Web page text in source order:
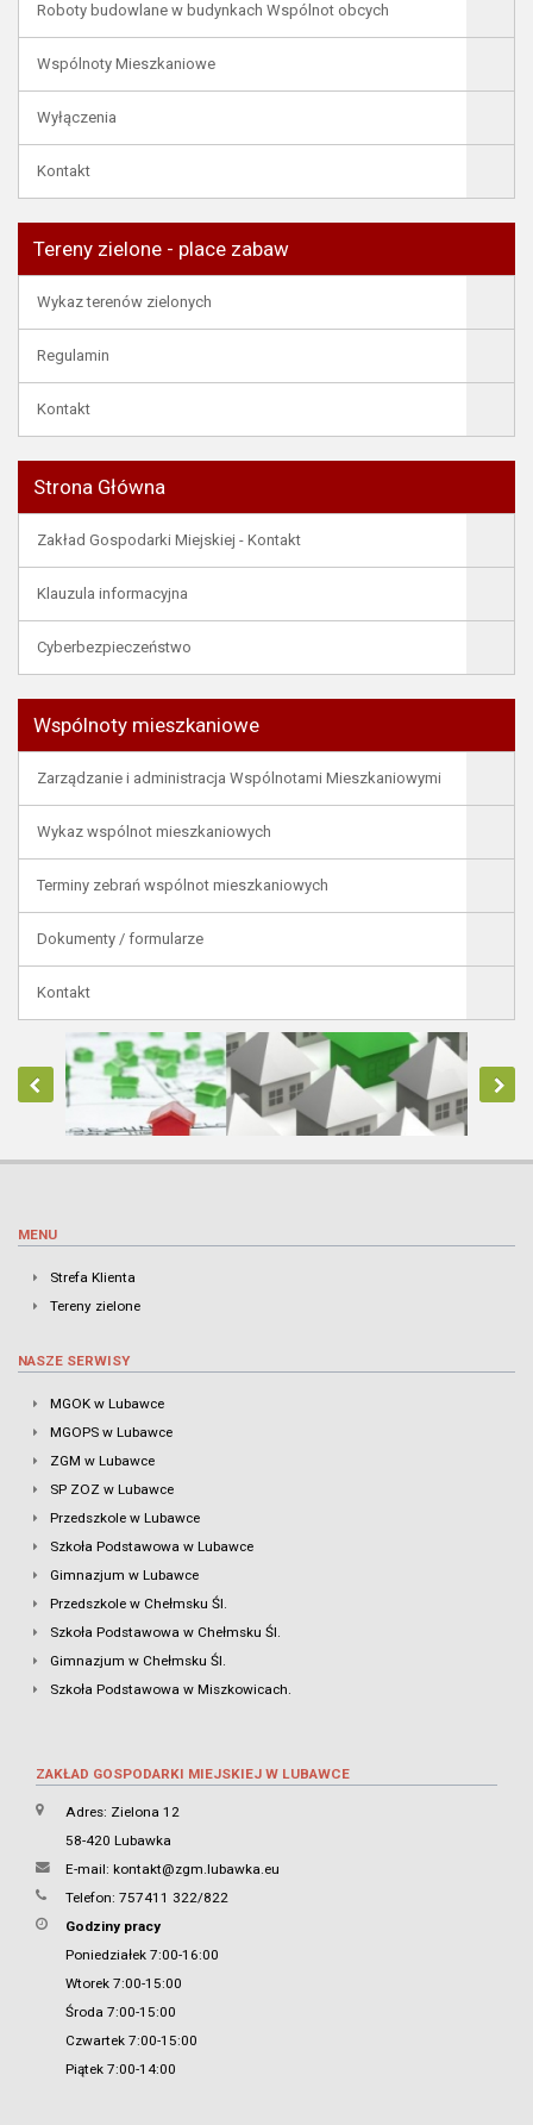
Roboty budowlane w budynkach Wspólnot obcych
Wspólnoty Mieszkaniowe
Wyłączenia
Kontakt
Tereny zielone - place zabaw
Wykaz terenów zielonych
Regulamin
Kontakt
Strona Główna
Zakład Gospodarki Miejskiej - Kontakt
Klauzula informacyjna
Cyberbezpieczeństwo
Wspólnoty mieszkaniowe
Zarządzanie i administracja Wspólnotami Mieszkaniowymi
Wykaz wspólnot mieszkaniowych
Terminy zebrań wspólnot mieszkaniowych
Dokumenty / formularze
Kontakt
MENU
Strefa Klienta
Tereny zielone
NASZE SERWISY
MGOK w Lubawce
MGOPS w Lubawce
ZGM w Lubawce
SP ZOZ w Lubawce
Przedszkole w Lubawce
Szkoła Podstawowa w Lubawce
Gimnazjum w Lubawce
Przedszkole w Chełmsku Śl.
Szkoła Podstawowa w Chełmsku Śl.
Gimnazjum w Chełmsku Śl.
Szkoła Podstawowa w Miszkowicach.
ZAKŁAD GOSPODARKI MIEJSKIEJ W LUBAWCE
Adres: Zielona 12
58-420 Lubawka
E-mail: kontakt@zgm.lubawka.eu
Telefon: 757411 322/822
Godziny pracy
Poniedziałek 7:00-16:00
Wtorek 7:00-15:00
Środa 7:00-15:00
Czwartek 7:00-15:00
Piątek 7:00-14:00